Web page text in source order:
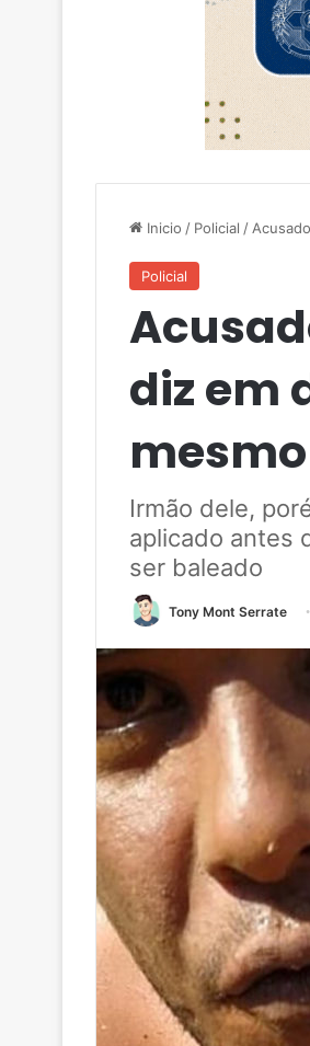
Inicio / Policial /
Policial
diz em
Irmão dele,
aplicado antes
ser baleado
Tony Mont Serrate